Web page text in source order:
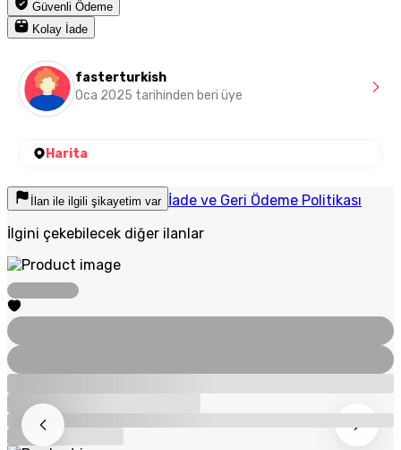
Güvenli Ödeme
Kolay İade
fasterturkish
Oca 2025 tarihinden beri üye
Harita
İlan ile ilgili şikayetim var İade ve Geri Ödeme Politikası
İlgini çekebilecek diğer ilanlar